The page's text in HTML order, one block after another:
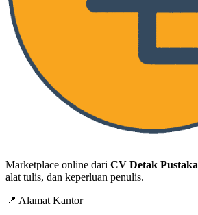
Marketplace online dari CV Detak Pustaka
alat tulis, dan keperluan penulis.
📍 Alamat Kantor